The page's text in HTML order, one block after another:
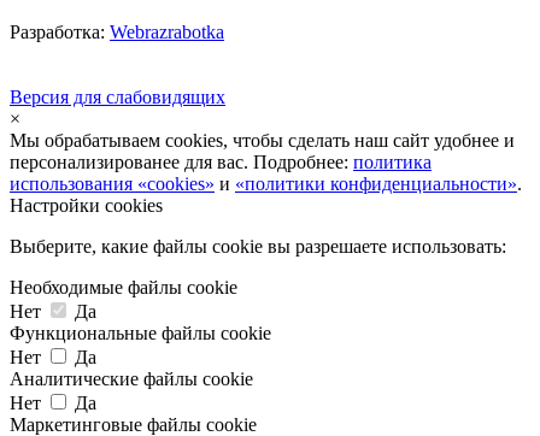
Разработка: Webrazrabotka
Версия для слабовидящих
×
Мы обрабатываем cookies, чтобы сделать наш сайт удобнее и
персонализированее для вас. Подробнее: политика
использования «cookies» и «политики конфиденциальности».
Настройки cookies
Выберите, какие файлы cookie вы разрешаете использовать:
Необходимые файлы cookie
Нет
Да
Функциональные файлы cookie
Нет
Да
Аналитические файлы cookie
Нет
Да
Маркетинговые файлы cookie